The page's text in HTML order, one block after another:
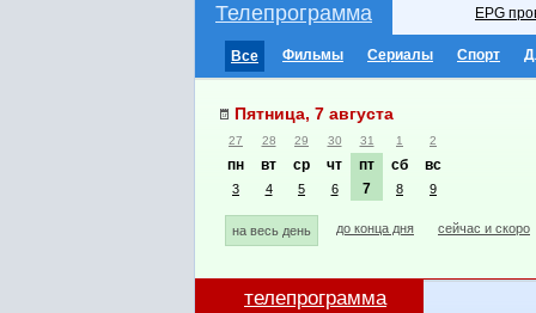
Телепрограмма EPG
Все Фильмы Сериалы Спорт
Пятница, 7 августа
27 28 29 30 31 1 2
пн вт ср чт пт сб вс
3 4 5 6 7 8 9
на весь день до конца дня сейчас и скоро
телепрограмма